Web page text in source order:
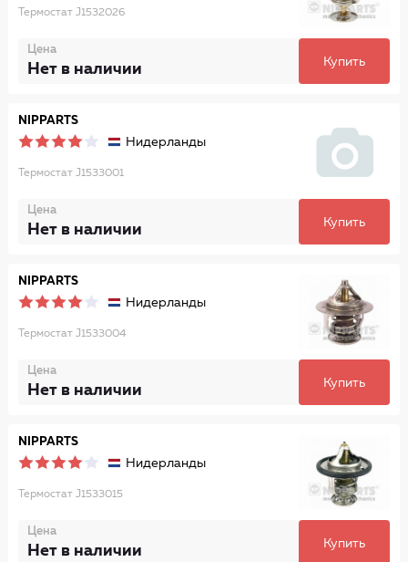
Термостат J1532026
Цена
Нет в наличии Купить
NIPPARTS
Нидерланды
Термостат J1533001
Цена
Нет в наличии Купить
NIPPARTS
Нидерланды
Термостат J1533004
Цена
Нет в наличии Купить
NIPPARTS
Нидерланды
Термостат J1533015
Цена
Нет в наличии Купить